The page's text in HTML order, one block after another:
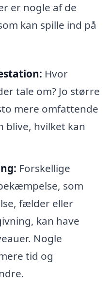
er nogle af de
kan spille ind på
Hvor
tale om? Jo større
mere omfattende
blive, hvilket kan
Forskellige
som
fælder eller
kan have
Nogle
tid og